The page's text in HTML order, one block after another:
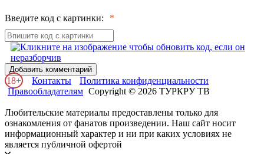
Введите код с картинки:
Добавить комментарий
18+ Контакты
Политика конфиденциальности
Правообладателям Copyright © 2026 ТУРКРУ ТВ
Любительские материалы предоставлены только для
ознакомления от фанатов произведении. Наш сайт носит
информационный характер и ни при каких условиях не
является публичной офертой